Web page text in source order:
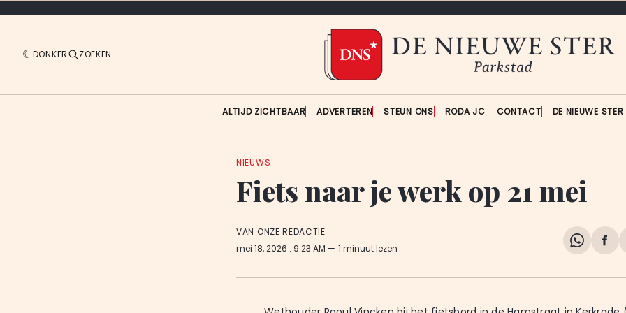
DONKER ZOEKEN
ALTIJD ZICHTBAAR ADVERTEREN STEUN ONS RODA JC CONTACT DE NIEUWE
NIEUWS
Fiets naar je werk op 21 mei
VAN ONZE REDACTIE
mei 18, 2026 . 9:23 AM 1 minuut lezen
Share